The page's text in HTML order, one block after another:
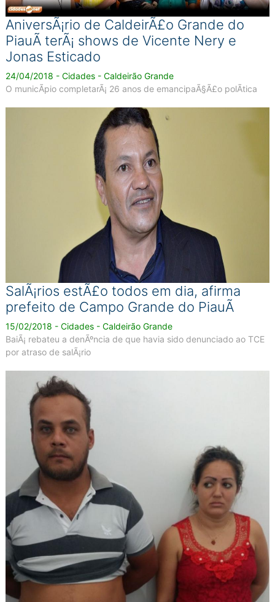
AniversÃ¡rio de CaldeirÃ£o Grande do
PiauÃ­ terÃ¡ shows de Vicente Nery e
Jonas Esticado
24/04/2018 - Cidades - Caldeirão Grande
O municÃ­pio completarÃ¡ 26 anos de emancipaÃ§Ã£o polÃ­tica
SalÃ¡rios estÃ£o todos em dia, afirma
prefeito de Campo Grande do PiauÃ­
15/02/2018 - Cidades - Caldeirão Grande
BaiÃ¡ rebateu a denÃºncia de que havia sido denunciado ao TCE
por atraso de salÃ¡rio